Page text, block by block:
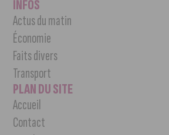
INFOS
Actus du matin
Économie
Faits divers
Transport
PLAN DU SITE
Accueil
Contact